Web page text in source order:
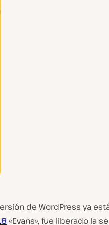
de WordPress ya
«Evans», fue liberado la